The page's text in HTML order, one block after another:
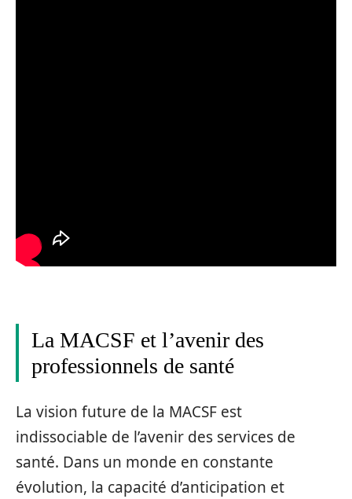
La MACSF et l’avenir des
professionnels de santé
La vision future de la MACSF est
indissociable de l’avenir des services de
santé. Dans un monde en constante
évolution, la capacité d’anticipation et